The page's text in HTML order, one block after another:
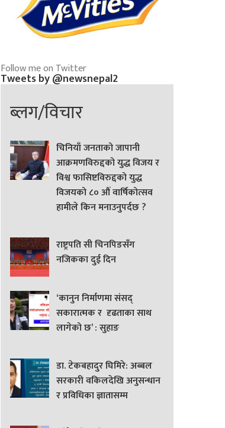
Follow me on Twitter
Tweets by @newsnepal2
ब्लग/विचार
चिनियाँ जनताको जापानी
आक्रमणविरुद्दको युद्ध विजय र
विश्व फासिष्टविरुद्दको युद्ध
विजयको ८० औं वार्षिकोत्सव
हामीले किन मनाउनुपर्दछ ?
राष्ट्रपति सी चिनपिङसँग
नजिकका दुई दिन
‘कानुन निर्माणमा संसद्
सकारात्मक र दृढताका साथ
लागेको छ’ : सुहाङ
डा. टेकबहादुर घिमिरे: अब्बल
सरकारी वकिलदेखि अनुसन्धान
र प्रविधिका ज्ञातासम्म